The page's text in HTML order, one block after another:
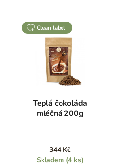
clean label
Teplá čokoláda
mléčná 200g
344 Kč
Skladem (4 ks)